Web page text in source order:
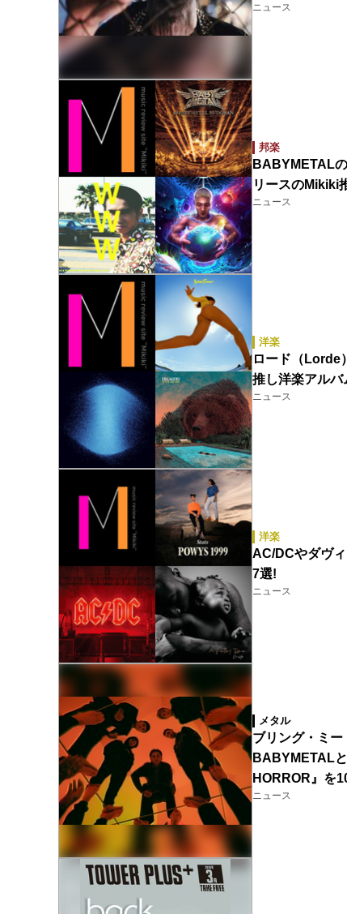
ニュース
邦楽
BABYMETAL
リースのMikiki
ニュース
洋楽
ロード（Lorde
推し洋楽アルバ
ニュース
洋楽
AC/DCやダヴ
7選!
ニュース
メタル
ブリング・ミ
BABYMETAL
HORROR』を
ニュース